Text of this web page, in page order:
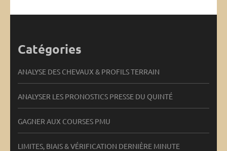
Catégories
ANALYSE DES CHEVAUX & PROFILS TERRAIN
ANALYSER LES PRONOSTICS PRESSE DU QUINTÉ
GAGNER AUX COURSES PMU
LIMITES, BIAIS & VÉRIFICATION DERNIÈRE MINUTE